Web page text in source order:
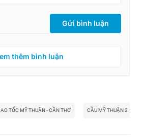
Gửi bình luận
thêm bình luận
TỐC MỸ THUẬN - CẦN THƠ CẦU MỸ THUẬN 2